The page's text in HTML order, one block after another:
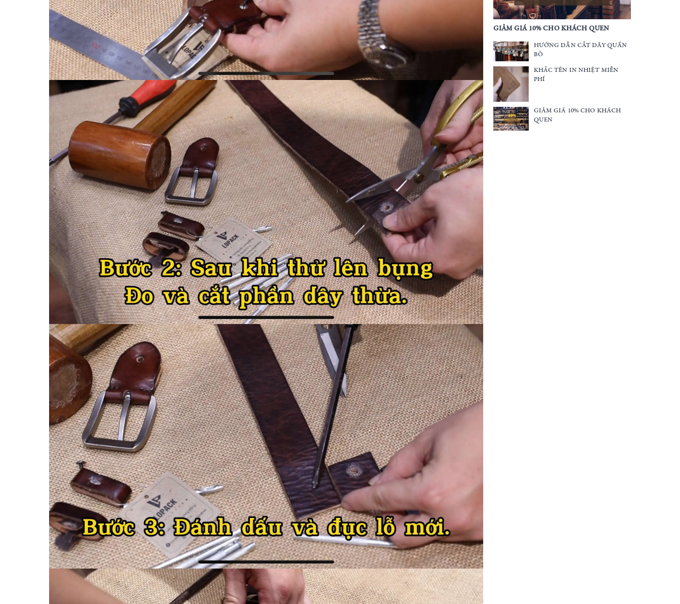
GIẢM GIÁ 10% CHO KHÁCH QUEN
HƯỚNG DẪN CẮT DÂY QUẦN
BÒ
KHẮC TÊN IN NHIỆT MIỄN
PHÍ
GIẢM GIÁ 10% CHO KHÁCH
QUEN